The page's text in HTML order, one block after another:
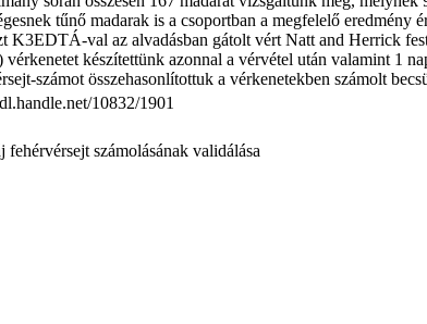
tűnő madarak is a csoportban a megfelelő
K3EDTÁ-val az alvadásban gátolt vért Natt and Herrick
vérkenetet készítettünk azonnal a vérvétel után valamint 1
számot összehasonlítottuk a vérkenetekben számolt
10832/1901
fehérvérsejt számolásának validálása